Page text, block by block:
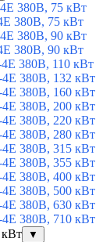
380В, 75 кВт
380В, 75 кВт
380В, 90 кВт
380В, 90 кВт
380В, 110 кВт
380В, 132 кВт
380В, 160 кВт
380В, 200 кВт
380В, 220 кВт
380В, 280 кВт
380В, 315 кВт
380В, 355 кВт
380В, 400 кВт
380В, 500 кВт
380В, 630 кВт
380В, 710 кВт
▼